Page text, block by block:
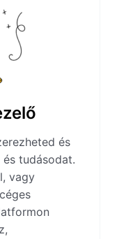
és
tudásodat.
vagy